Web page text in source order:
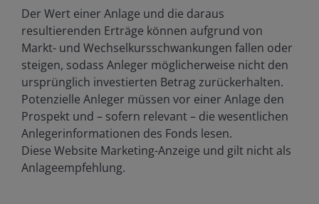
Der Wert einer Anlage und die daraus
resultierenden Erträge können aufgrund von
Markt- und Wechselkursschwankungen fallen oder
steigen, sodass Anleger möglicherweise nicht den
ursprünglich investierten Betrag zurückerhalten.
Potenzielle Anleger müssen vor einer Anlage den
Prospekt und – sofern relevant – die wesentlichen
Anlegerinformationen des Fonds lesen.
Diese Website Marketing-Anzeige und gilt nicht als
Anlageempfehlung.